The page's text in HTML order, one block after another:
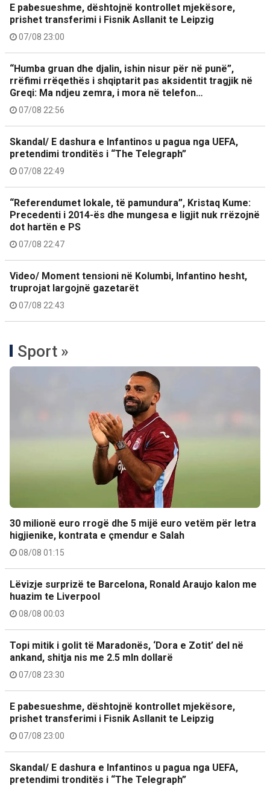
E pabesueshme, dështojnë kontrollet mjekësore,
prishet transferimi i Fisnik Asllanit te Leipzig
07/08 23:00
“Humba gruan dhe djalin, ishin nisur për në punë”,
rrëfimi rrëqethës i shqiptarit pas aksidentit tragjik në
Greqi: Ma ndjeu zemra, i mora në telefon…
07/08 22:56
Skandal/ E dashura e Infantinos u pagua nga UEFA,
pretendimi tronditës i “The Telegraph”
07/08 22:49
“Referendumet lokale, të pamundura”, Kristaq Kume:
Precedenti i 2014-ës dhe mungesa e ligjit nuk rrëzojnë
dot hartën e PS
07/08 22:47
Video/ Moment tensioni në Kolumbi, Infantino hesht,
truprojat largojnë gazetarët
07/08 22:43
Sport »
30 milionë euro rrogë dhe 5 mijë euro vetëm për letra
higjienike, kontrata e çmendur e Salah
08/08 01:15
Lëvizje surprizë te Barcelona, Ronald Araujo kalon me
huazim te Liverpool
08/08 00:03
Topi mitik i golit të Maradonës, ‘Dora e Zotit’ del në
ankand, shitja nis me 2.5 mln dollarë
07/08 23:30
E pabesueshme, dështojnë kontrollet mjekësore,
prishet transferimi i Fisnik Asllanit te Leipzig
07/08 23:00
Skandal/ E dashura e Infantinos u pagua nga UEFA,
pretendimi tronditës i “The Telegraph”